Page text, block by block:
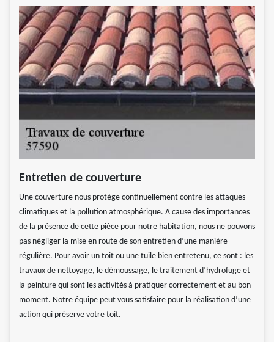
Entretien de couverture
Une couverture nous protège continuellement contre les attaques
climatiques et la pollution atmosphérique. A cause des importances
de la présence de cette pièce pour notre habitation, nous ne pouvons
pas négliger la mise en route de son entretien d’une manière
régulière. Pour avoir un toit ou une tuile bien entretenu, ce sont : les
travaux de nettoyage, le démoussage, le traitement d’hydrofuge et
la peinture qui sont les activités à pratiquer correctement et au bon
moment. Notre équipe peut vous satisfaire pour la réalisation d’une
action qui préserve votre toit.